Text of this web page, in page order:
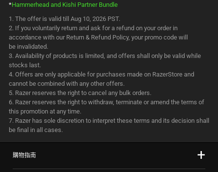
*Hammerhead and Kishi Partner Bundle
The offer is valid till Aug 10, 2026 PST.
If you voluntarily return and ask for a refund on your order in
accordance with our Return & Refund Policy, your promo code will
be invalidated.
Availability of products is limited, and offers shall only be valid while
stocks last.
Offers are only applicable for purchases made on RazerStore and
cannot be combined with any other offers.
Razer reserves the right to cancel any bulk orders.
Razer reserves the right to withdraw, terminate or amend the terms of
this promotion at any time.
Razer has sole discretion to interpret these terms and its decision shall
be final in all cases.
購物指南